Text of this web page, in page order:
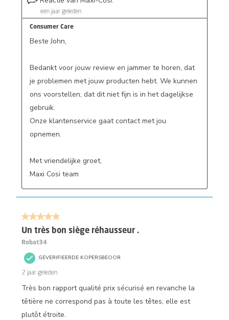
een jaar geleden
Consumer Care
Beste John,
Bedankt voor jouw review en jammer te horen, dat
je problemen met jouw producten hebt. We kunnen
ons voorstellen, dat dit niet fijn is in het dagelijkse
gebruik.
Onze klantenservice gaat contact met jou
opnemen.
Met vriendelijke groet,
Maxi Cosi team
5 van 5 sterren.
Un très bon siège réhausseur .
Robat34
GEVERIFIEERDE KOPERSBEOOR
2 jaar geleden
Très bon rapport qualité prix sécurisé en revanche la
têtière ne correspond pas à toute les têtes, elle est
plutôt étroite.